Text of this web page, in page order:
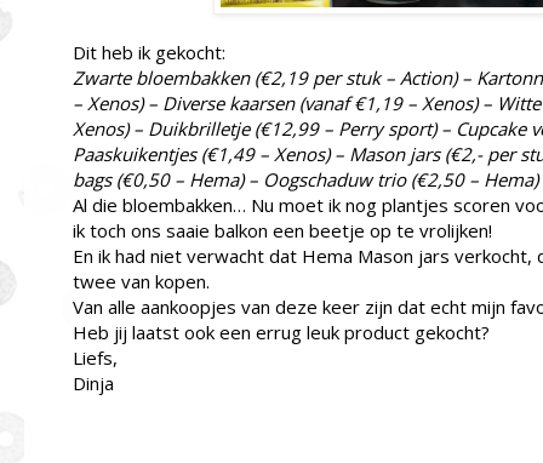
Dit heb ik gekocht:
Zwarte bloembakken (€2,19 per stuk – Action) –
– Xenos) – Diverse kaarsen (vanaf €1,19 – Xenos) –
Xenos) – Duikbrilletje (€12,99 – Perry sport) – Cupcake
Paaskuikentjes (€1,49 – Xenos) – Mason jars (€2,- per
bags (€0,50 – Hema) – Oogschaduw trio (€2,50 – Hema)
Al die bloembakken… Nu moet ik nog plantjes scoren
ik toch ons saaie balkon een beetje op te vrolijken!
En ik had niet verwacht dat Hema Mason jars verkocht,
twee van kopen.
Van alle aankoopjes van deze keer zijn dat echt mijn
Heb jij laatst ook een errug leuk product gekocht?
Liefs,
Dinja